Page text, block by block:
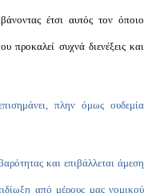
έτσι αυτός τον όποιο
προκαλεί συχνά διενέξεις και
πλην όμως ουδεμία
και επιβάλλεται άμεση
από μέρους μας νομικού